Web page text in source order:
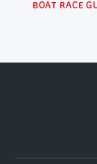
BOAT RACE